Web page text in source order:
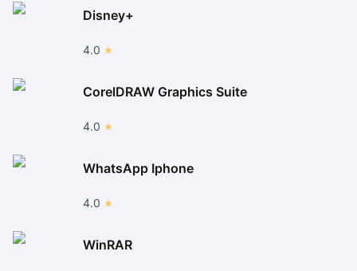
Disney+
4.0
CorelDRAW Graphics Suite
4.0
WhatsApp Iphone
4.0
WinRAR